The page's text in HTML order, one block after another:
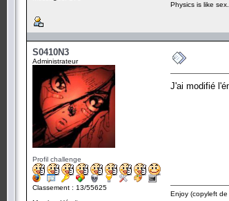
Physics is like
S0410N3
Administrateur
Profil challenge
Classement : 13/55625
J'ai modifié
Enjoy (copyleft